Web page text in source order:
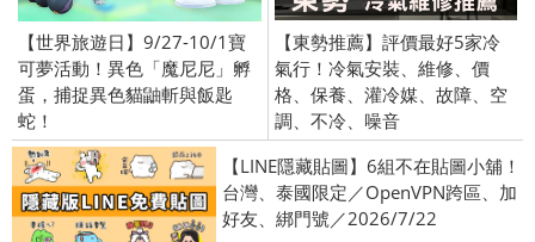
【世界旅遊日】9/27-10/1寶
可夢活動！異色「魔尼尼」孵
蛋，捕捉異色貓鼬斬與飯匙
蛇！
【東勢推薦】評價最好5家冷
氣行！冷氣安裝、維修、價
格、保養、灌冷媒、故障、空
調、不冷、噪音
【LINE隱藏貼圖】6組不在貼圖小舖！
台灣、泰國限定／OpenVPN跨區、加
好友、綁門號／2026/7/22